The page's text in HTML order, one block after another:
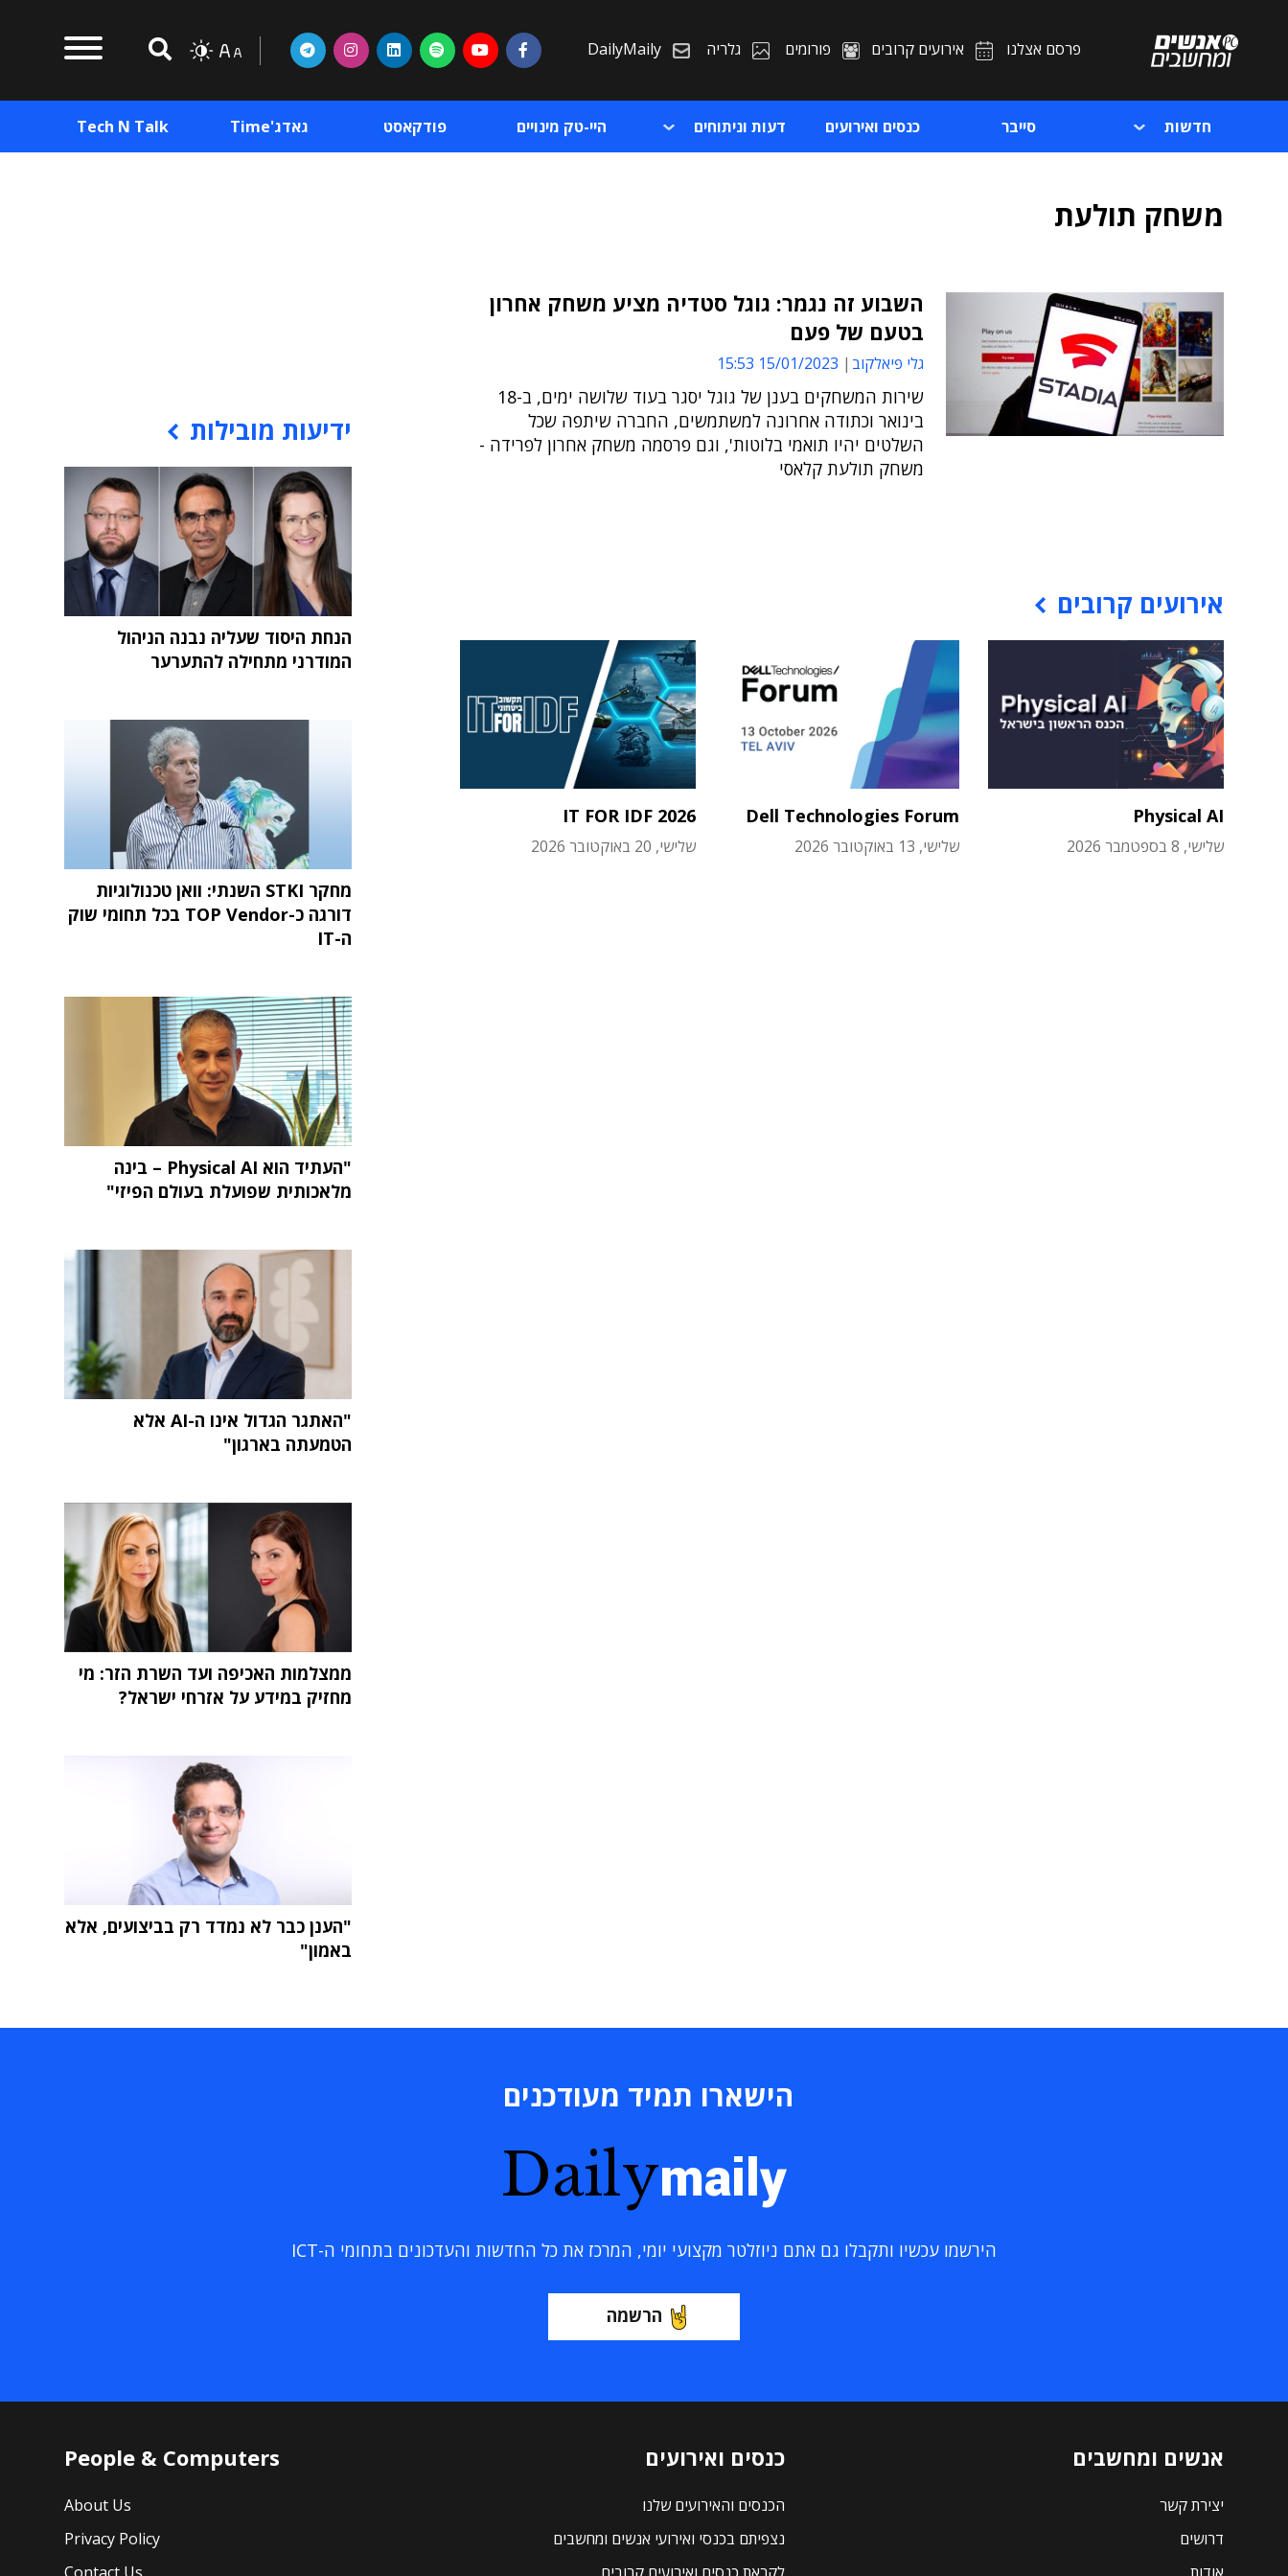
פרסם אצלנו אירועים קרובים פורומים גלריה DailyMaily
חדשות סייבר כנסים ואירועים דעות וניתוחים היי-טק מינויים פודקאסט גאדג'Time Tech N Talk
משחק תולעת
השבוע זה נגמר: גוגל סטדיה מציע משחק אחרון
בטעם של פעם
גלי פיאלקוב 15/01/2023 15:53
שירות המשחקים בענן של גוגל יסגר בעוד שלושה ימים, ב-18
בינואר וכתודה אחרונה למשתמשים, החברה שיתפה שכל
השלטים יהיו תואמי בלוטות', וגם פרסמה משחק אחרון לפרידה -
משחק תולעת קלאסי
אירועים קרובים
Physical AI
שלישי, 8 בספטמבר 2026
Dell Technologies Forum
שלישי, 13 באוקטובר 2026
IT FOR IDF 2026
שלישי, 20 באוקטובר 2026
ידיעות מובילות
הנחת היסוד שעליה נבנה הניהול
המודרני מתחילה להתערער
מחקר STKI השנתי: וואן טכנולוגיות
דורגה כ-TOP Vendor בכל תחומי שוק
ה-IT
"העתיד הוא Physical AI – בינה
מלאכותית שפועלת בעולם הפיזי"
"האתגר הגדול אינו ה-AI אלא
הטמעתה בארגון"
ממצלמות האכיפה ועד השרת הזר: מי
מחזיק במידע על אזרחי ישראל?
"הענן כבר לא נמדד רק בביצועים, אלא
באמון"
הישארו תמיד מעודכנים
Dailymaily
הירשמו עכשיו ותקבלו גם אתם ניוזלטר מקצועי יומי, המרכז את כל החדשות והעדכונים בתחומי ה-ICT
הרשמה
אנשים ומחשבים
יצירת קשר
דרושים
כנסים ואירועים
הכנסים והאירועים שלנו
נצפיתם בכנסי ואירועי אנשים ומחשבים
People & Computers
About Us
Privacy Policy